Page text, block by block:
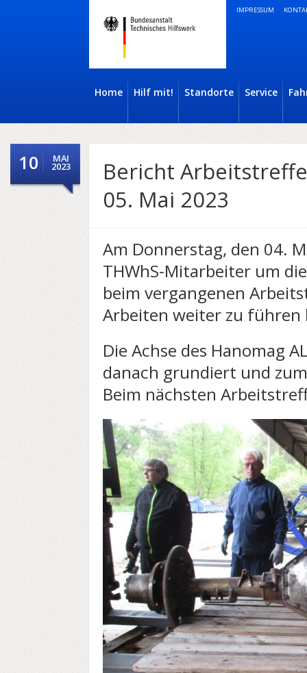
IMPRESSUM
Home Hilf mit! Standorte Service
10 MAI
2023
Bericht
05. Mai 2023
Am Donnerstag, den 04.
THWhS-Mitarbeiter um
beim vergangenen
Arbeiten weiter zu führen
Die Achse des Hanomag
danach grundiert und
Beim nächsten